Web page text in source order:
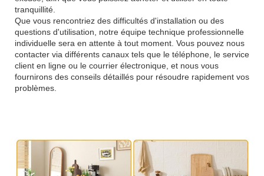
tranquillité.
Que vous rencontriez des difficultés d'installation ou des
questions d'utilisation, notre équipe technique professionnelle
individuelle sera en attente à tout moment. Vous pouvez nous
contacter via différents canaux tels que le téléphone, le service
client en ligne ou le courrier électronique, et nous vous
fournirons des conseils détaillés pour résoudre rapidement vos
problèmes.